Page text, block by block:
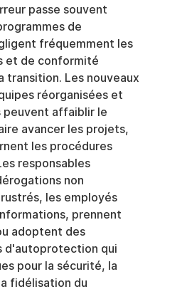
passe souvent
de
fréquemment les
et de conformité
transition. Les nouveaux
réorganisées et
peuvent affaiblir le
avancer les projets,
les procédures
responsables
non
les employés
prennent
adoptent des
d'autoprotection qui
pour la sécurité, la
fidélisation du